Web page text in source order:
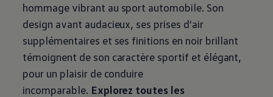
hommage vibrant au sport automobile. Son
design avant audacieux, ses prises d'air
supplémentaires et ses finitions en noir brillant
témoignent de son caractère sportif et élégant,
pour un plaisir de conduire
incomparable. Explorez toutes les